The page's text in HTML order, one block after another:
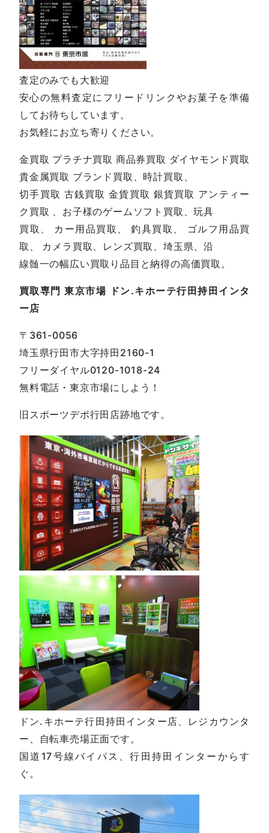
査定のみでも大歓迎
安心の無料査定にフリードリンクやお菓子を準備
してお待ちしています。
お気軽にお立ち寄りください。
金買取 プラチナ買取 商品券買取 ダイヤモンド買取
貴金属買取 ブランド買取、時計買取、
切手買取 古銭買取 金貨買取 銀貨買取 アンティー
ク買取 、お子様のゲームソフト買取、玩具
買取、 カー用品買取、 釣具買取、 ゴルフ用品買
取、 カメラ買取、レンズ買取、埼玉県、沿
線髄一の幅広い買取り品目と納得の高価買取。
買取専門 東京市場 ドン.キホーテ行田持田インタ
ー店
〒361-0056
埼玉県行田市大字持田2160-1
フリーダイヤル0120-1018-24
無料電話・東京市場にしよう！
旧スポーツデポ行田店跡地です。
ドン.キホーテ行田持田インター店、レジカウンタ
ー、自転車売場正面です。
国道17号線バイパス、行田持田インターからす
ぐ。